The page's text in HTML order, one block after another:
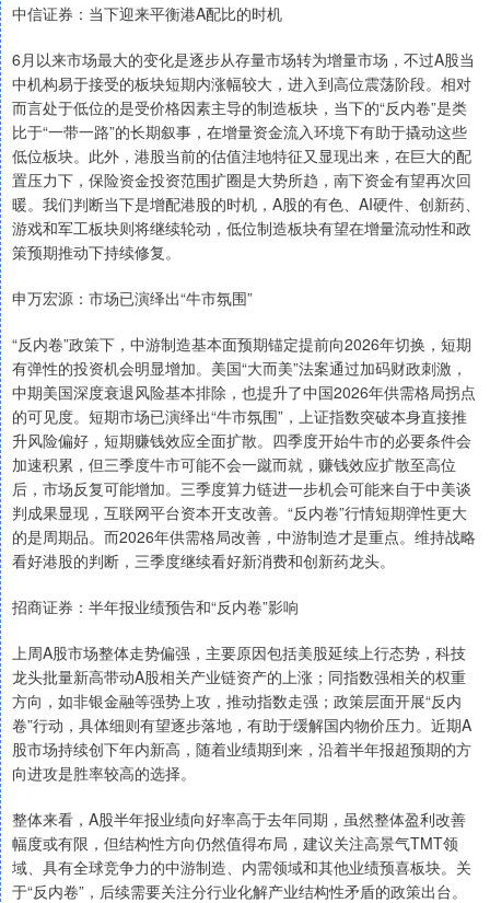
中信证券：当下迎来平衡港A配比的时机
6月以来市场最大的变化是逐步从存量市场转为增量市场，不过A股当
中机构易于接受的板块短期内涨幅较大，进入到高位震荡阶段。相对
而言处于低位的是受价格因素主导的制造板块，当下的“反内卷”是类
比于“一带一路”的长期叙事，在增量资金流入环境下有助于撬动这些
低位板块。此外，港股当前的估值洼地特征又显现出来，在巨大的配
置压力下，保险资金投资范围扩圈是大势所趋，南下资金有望再次回
暖。我们判断当下是增配港股的时机，A股的有色、AI硬件、创新药、
游戏和军工板块则将继续轮动，低位制造板块有望在增量流动性和政
策预期推动下持续修复。
申万宏源：市场已演绎出“牛市氛围”
“反内卷”政策下，中游制造基本面预期锚定提前向2026年切换，短期
有弹性的投资机会明显增加。美国“大而美”法案通过加码财政刺激，
中期美国深度衰退风险基本排除，也提升了中国2026年供需格局拐点
的可见度。短期市场已演绎出“牛市氛围”，上证指数突破本身直接推
升风险偏好，短期赚钱效应全面扩散。四季度开始牛市的必要条件会
加速积累，但三季度牛市可能不会一蹴而就，赚钱效应扩散至高位
后，市场反复可能增加。三季度算力链进一步机会可能来自于中美谈
判成果显现，互联网平台资本开支改善。“反内卷”行情短期弹性更大
的是周期品。而2026年供需格局改善，中游制造才是重点。维持战略
看好港股的判断，三季度继续看好新消费和创新药龙头。
招商证券：半年报业绩预告和“反内卷”影响
上周A股市场整体走势偏强，主要原因包括美股延续上行态势，科技
龙头批量新高带动A股相关产业链资产的上涨；同指数强相关的权重
方向，如非银金融等强势上攻，推动指数走强；政策层面开展“反内
卷”行动，具体细则有望逐步落地，有助于缓解国内物价压力。近期A
股市场持续创下年内新高，随着业绩期到来，沿着半年报超预期的方
向进攻是胜率较高的选择。
整体来看，A股半年报业绩向好率高于去年同期，虽然整体盈利改善
幅度或有限，但结构性方向仍然值得布局，建议关注高景气TMT领
域、具有全球竞争力的中游制造、内需领域和其他业绩预喜板块。关
于“反内卷”，后续需要关注分行业化解产业结构性矛盾的政策出台。